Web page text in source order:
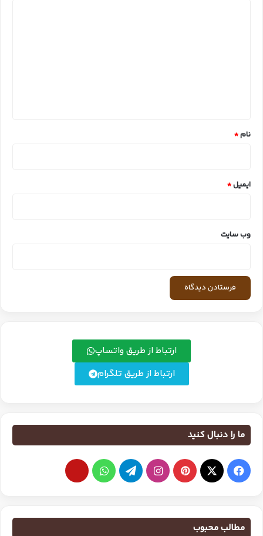
نام*
ایمیل*
وب‌ سایت
ارتباط از طریق واتساپ
ارتباط از طریق تلگرام
ما را دنبال کنید
مطالب محبوب